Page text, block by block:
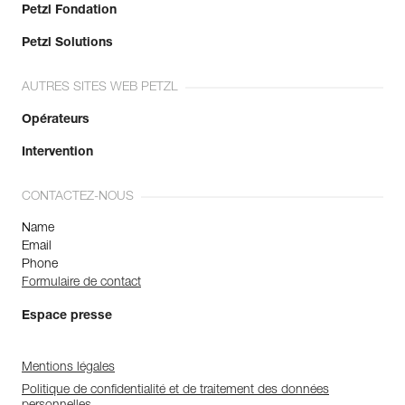
Petzl Fondation
Petzl Solutions
AUTRES SITES WEB PETZL
Opérateurs
Intervention
CONTACTEZ-NOUS
Name
Email
Phone
Formulaire de contact
Espace presse
Mentions légales
Politique de confidentialité et de traitement des données